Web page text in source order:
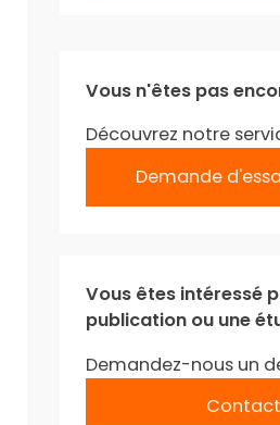
Vous n'êtes pas
Découvrez notre
Demande
Vous êtes intéressé
publication ou une
Demandez-nous un
Contact